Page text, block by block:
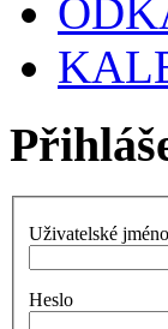
Uživatelské jméno
Heslo